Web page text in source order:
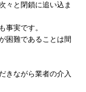
々と閉鎖に追い込ま
事実です。
困難であることは間
きながら業者の介入